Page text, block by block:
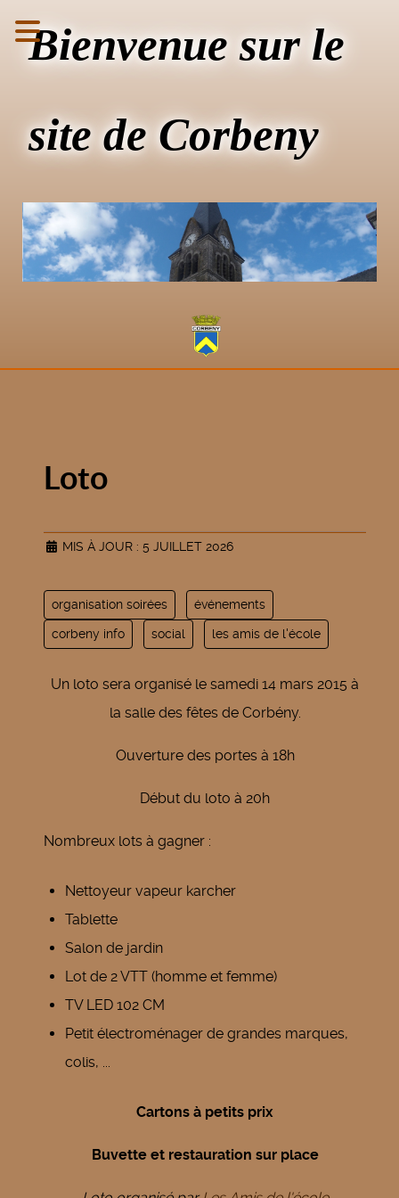
Bienvenue sur le
site de Corbeny
Loto
MIS À JOUR : 5 JUILLET 2026
organisation soirées événements
corbeny info social les amis de l'école
Un loto sera organisé le samedi 14 mars 2015 à
la salle des fêtes de Corbény.
Ouverture des portes à 18h
Début du loto à 20h
Nombreux lots à gagner :
Nettoyeur vapeur karcher
Tablette
Salon de jardin
Lot de 2 VTT (homme et femme)
TV LED 102 CM
Petit électroménager de grandes marques,
colis, ...
Cartons à petits prix
Buvette et restauration sur place